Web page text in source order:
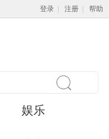
登录 注册 帮助
娱乐